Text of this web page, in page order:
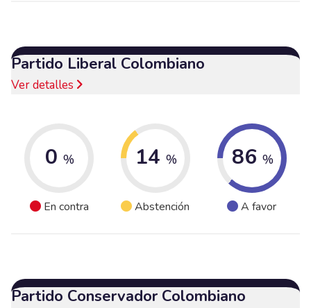
Partido Liberal Colombiano
Ver detalles
0 %
En contra
14 %
Abstención
86 %
A favor
Partido Conservador Colombiano